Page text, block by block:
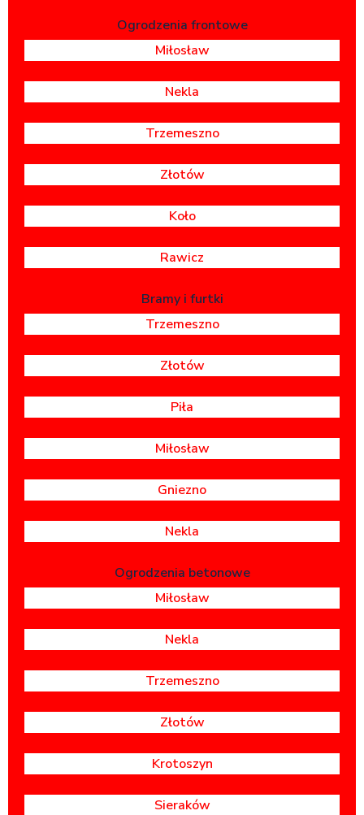
Ogrodzenia frontowe
Miłosław
Nekla
Trzemeszno
Złotów
Koło
Rawicz
Bramy i furtki
Trzemeszno
Złotów
Piła
Miłosław
Gniezno
Nekla
Ogrodzenia betonowe
Miłosław
Nekla
Trzemeszno
Złotów
Krotoszyn
Sieraków